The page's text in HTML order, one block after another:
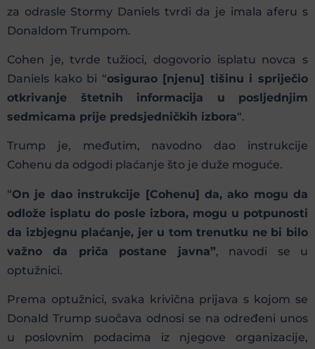
za odrasle Stormy Daniels tvrdi da je imala aferu s
Donaldom Trumpom.
Cohen je, tvrde tužioci, dogovorio isplatu novca s
Daniels kako bi “osigurao [njenu] tišinu i spriječio
otkrivanje štetnih informacija u posljednjim
sedmicama prije predsjedničkih izbora“.
Trump je, međutim, navodno dao instrukcije
Cohenu da odgodi plaćanje što je duže moguće.
“On je dao instrukcije [Cohenu] da, ako mogu da
odlože isplatu do posle izbora, mogu u potpunosti
da izbjegnu plaćanje, jer u tom trenutku ne bi bilo
važno da priča postane javna”, navodi se u
optužnici.
Prema optužnici, svaka krivična prijava s kojom se
Donald Trump suočava odnosi se na određeni unos
u poslovnim podacima iz njegove organizacije,